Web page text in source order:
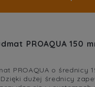
PROAQUA 150
PROAQUA o
Dzięki dużej średnicy